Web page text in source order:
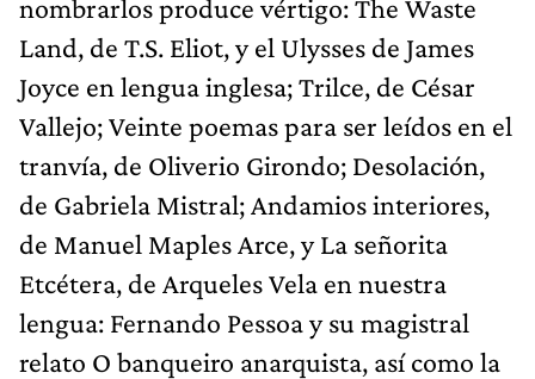
nombrarlos produce vértigo: The Waste
Land, de T.S. Eliot, y el Ulysses de James
Joyce en lengua inglesa; Trilce, de César
Vallejo; Veinte poemas para ser leídos en el
tranvía, de Oliverio Girondo; Desolación,
de Gabriela Mistral; Andamios interiores,
de Manuel Maples Arce, y La señorita
Etcétera, de Arqueles Vela en nuestra
lengua: Fernando Pessoa y su magistral
relato O banqueiro anarquista, así como la